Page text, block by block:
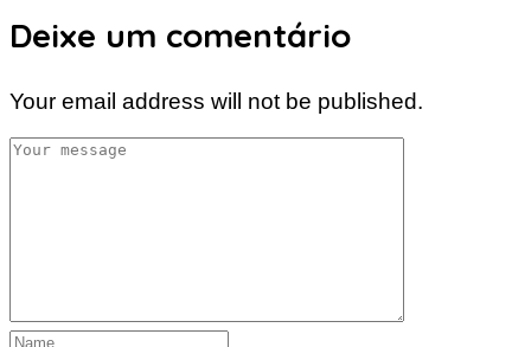
Deixe um comentário
Your email address will not be published.